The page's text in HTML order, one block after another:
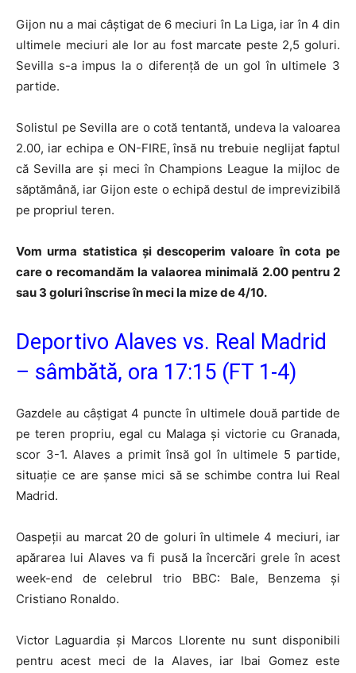
Gijon nu a mai câștigat de 6 meciuri în La Liga, iar în 4 din
ultimele meciuri ale lor au fost marcate peste 2,5 goluri.
Sevilla s-a impus la o diferență de un gol în ultimele 3
partide.
Solistul pe Sevilla are o cotă tentantă, undeva la valoarea
2.00, iar echipa e ON-FIRE, însă nu trebuie neglijat faptul
că Sevilla are și meci în Champions League la mijloc de
săptămână, iar Gijon este o echipă destul de imprevizibilă
pe propriul teren.
Vom urma statistica și descoperim valoare în cota pe
care o recomandăm la valaorea minimală 2.00 pentru 2
sau 3 goluri înscrise în meci la mize de 4/10.
Deportivo Alaves vs. Real Madrid
– sâmbătă, ora 17:15 (FT 1-4)
Gazdele au câștigat 4 puncte în ultimele două partide de
pe teren propriu, egal cu Malaga și victorie cu Granada,
scor 3-1. Alaves a primit însă gol în ultimele 5 partide,
situație ce are șanse mici să se schimbe contra lui Real
Madrid.
Oaspeții au marcat 20 de goluri în ultimele 4 meciuri, iar
apărarea lui Alaves va fi pusă la încercări grele în acest
week-end de celebrul trio BBC: Bale, Benzema și
Cristiano Ronaldo.
Victor Laguardia și Marcos Llorente nu sunt disponibili
pentru acest meci de la Alaves, iar Ibai Gomez este